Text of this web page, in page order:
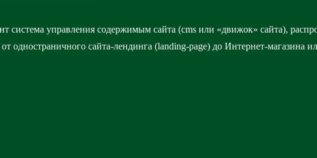
система управления содержимым сайта (cms или «движок» сайта),
одностраничного сайта-лендинга (landing-page) до Интернет-магазина